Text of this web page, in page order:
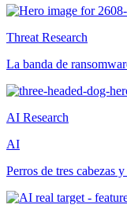
Threat Research
La banda de
AI Research
AI
Perros de tres cabezas